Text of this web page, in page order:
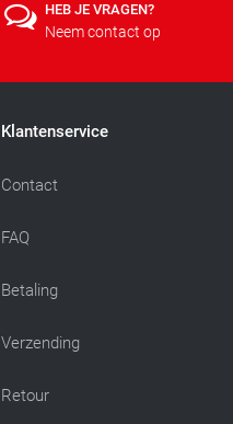
HEB JE VRAGEN?
Neem contact op
Klantenservice
Contact
FAQ
Betaling
Verzending
Retour